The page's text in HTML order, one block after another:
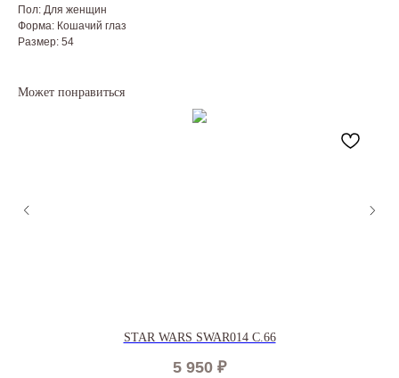
Пол: Для женщин
Форма: Кошачий глаз
Размер: 54
Может понравиться
STAR WARS SWAR014 C.66
5 950 ₽